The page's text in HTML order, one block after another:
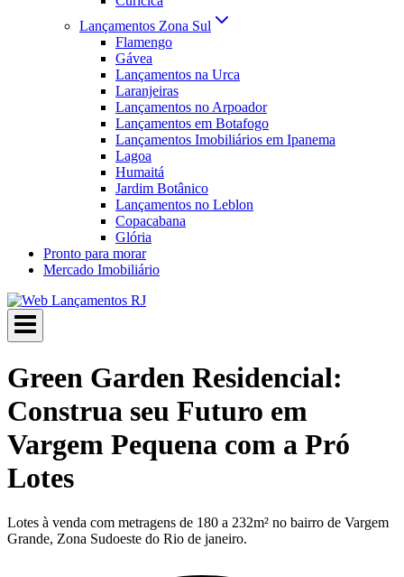
Lançamentos Zona Sul
Flamengo
Gávea
Lançamentos na Urca
Laranjeiras
Lançamentos no Arpoador
Lançamentos em Botafogo
Lançamentos Imobiliários em Ipanema
Lagoa
Humaitá
Jardim Botânico
Lançamentos no Leblon
Copacabana
Glória
Pronto para morar
Mercado Imobiliário
Green Garden Residencial:
Construa seu Futuro em
Vargem Pequena com a Pró
Lotes
Lotes à venda com metragens de 180 a 232m² no bairro de Vargem
Grande, Zona Sudoeste do Rio de janeiro.